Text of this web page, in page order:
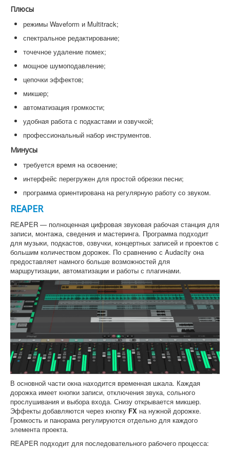
Плюсы
режимы Waveform и Multitrack;
спектральное редактирование;
точечное удаление помех;
мощное шумоподавление;
цепочки эффектов;
микшер;
автоматизация громкости;
удобная работа с подкастами и озвучкой;
профессиональный набор инструментов.
Минусы
требуется время на освоение;
интерфейс перегружен для простой обрезки песни;
программа ориентирована на регулярную работу со звуком.
REAPER
REAPER — полноценная цифровая звуковая рабочая станция для
записи, монтажа, сведения и мастеринга. Программа подходит
для музыки, подкастов, озвучки, концертных записей и проектов с
большим количеством дорожек. По сравнению с Audacity она
предоставляет намного больше возможностей для
маршрутизации, автоматизации и работы с плагинами.
В основной части окна находится временная шкала. Каждая
дорожка имеет кнопки записи, отключения звука, сольного
прослушивания и выбора входа. Снизу открывается микшер.
Эффекты добавляются через кнопку FX на нужной дорожке.
Громкость и панорама регулируются отдельно для каждого
элемента проекта.
REAPER подходит для последовательного рабочего процесса: